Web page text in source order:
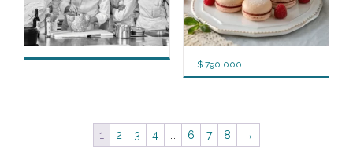
$ 790.000
1 2 3 4 6 7 8 →